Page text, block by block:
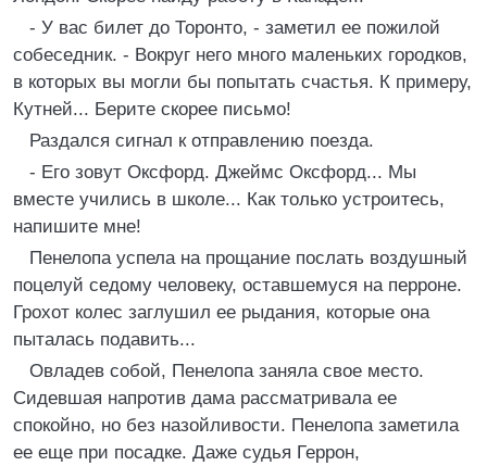
- У вас билет до Торонто, - заметил ее пожилой
собеседник. - Вокруг него много маленьких городков,
в которых вы могли бы попытать счастья. К примеру,
Кутней... Берите скорее письмо!
Раздался сигнал к отправлению поезда.
- Его зовут Оксфорд. Джеймс Оксфорд... Мы
вместе учились в школе... Как только устроитесь,
напишите мне!
Пенелопа успела на прощание послать воздушный
поцелуй седому человеку, оставшемуся на перроне.
Грохот колес заглушил ее рыдания, которые она
пыталась подавить...
Овладев собой, Пенелопа заняла свое место.
Сидевшая напротив дама рассматривала ее
спокойно, но без назойливости. Пенелопа заметила
ее еще при посадке. Даже судья Геррон,